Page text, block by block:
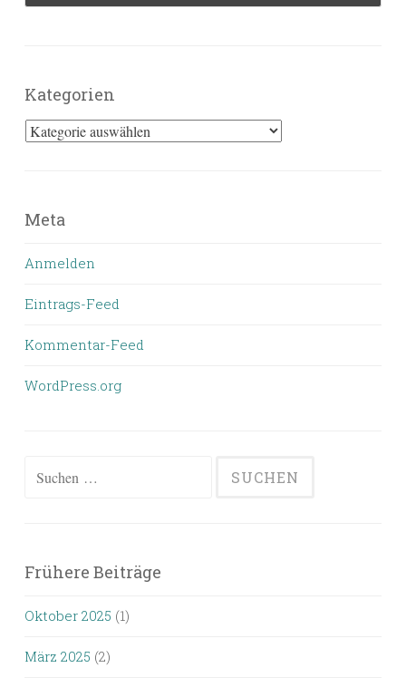
Kategorien
Kategorien
Meta
Anmelden
Eintrags-Feed
Kommentar-Feed
WordPress.org
Suchen
Frühere Beiträge
Oktober 2025 (1)
März 2025 (2)